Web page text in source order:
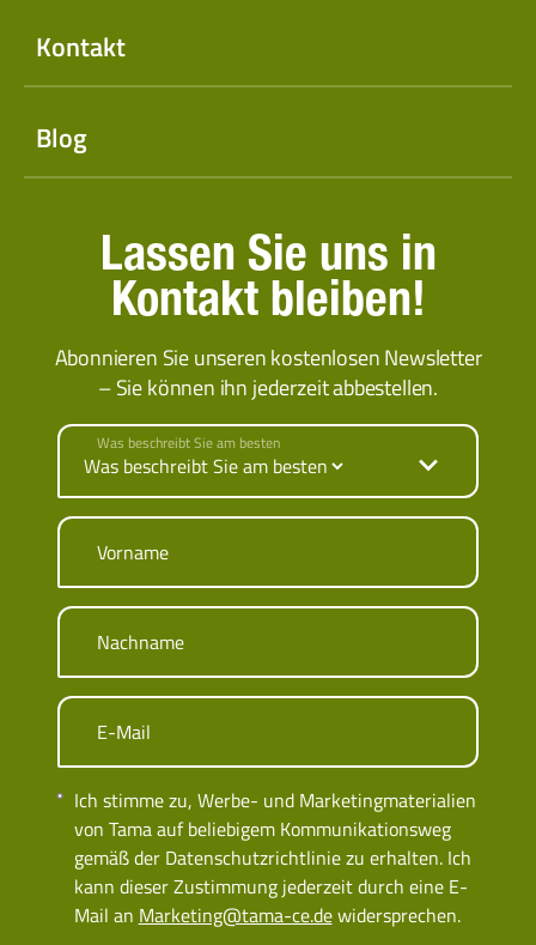
Kontakt
Blog
Lassen Sie uns in
Kontakt bleiben!
Abonnieren Sie unseren kostenlosen Newsletter
– Sie können ihn jederzeit abbestellen.
Was beschreibt Sie am besten
Vorname
Nachname
E-Mail
Ich stimme zu, Werbe- und Marketingmaterialien
von Tama auf beliebigem Kommunikationsweg
gemäß der Datenschutzrichtlinie zu erhalten. Ich
kann dieser Zustimmung jederzeit durch eine E-
Mail an Marketing@tama-ce.dewidersprechen.